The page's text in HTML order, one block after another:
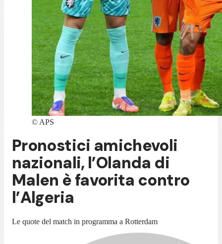
© APS
Pronostici amichevoli
nazionali, l’Olanda di
Malen è favorita contro
l’Algeria
Le quote del match in programma a Rotterdam